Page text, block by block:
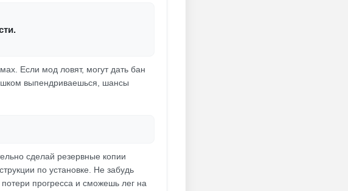
Если мод ловят, могут дать бан
выпендриваешься, шансы
сделай резервные копии
по установке. Не забудь
прогресса и сможешь лег на